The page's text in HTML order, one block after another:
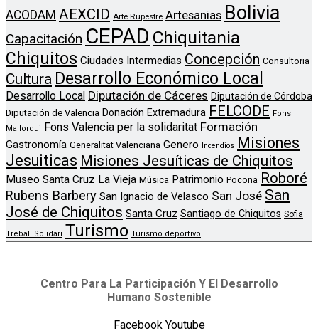
ACODAM AEXCID Arte Rupestre Artesanias Bolivia
Capacitación CEPAD Chiquitania
Chiquitos Ciudades Intermedias Concepción Consultoria
Cultura Desarrollo Económico Local
Desarrollo Local Diputación de Cáceres Diputación de Córdoba
Diputación de Valencia Donación Extremadura FELCODE Fons
Mallorqui Fons Valencia per la solidaritat Formación
Gastronomía Generalitat Valenciana Genero Incendios Misiones
Jesuiticas Misiones Jesuíticas de Chiquitos
Museo Santa Cruz La Vieja Música Patrimonio Pocona Roboré
Rubens Barbery San Ignacio de Velasco San José San
José de Chiquitos Santa Cruz Santiago de Chiquitos Sofia
Treball Solidari Turismo Turismo deportivo
Centro Para La Participación Y El Desarrollo
Humano Sostenible
Facebook Youtube